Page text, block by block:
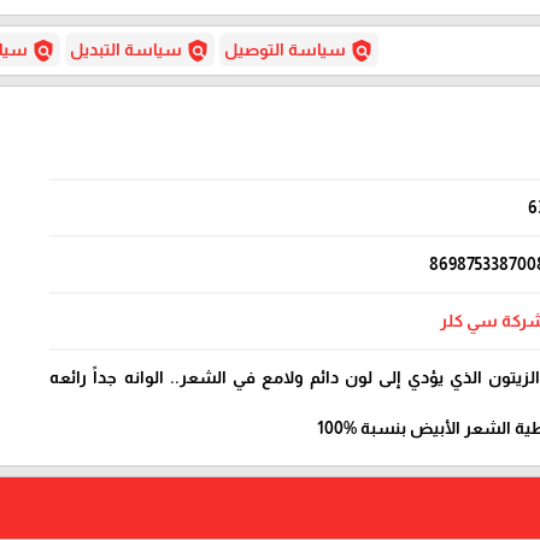
policy سياسة التوصيل policy سياسة التبديل policy
سي كلر
الذي يؤدي إلى لون دائم ولامع في الشعر.. الوانه جداً رائعه
الشعر الأبيض بنسبة %100